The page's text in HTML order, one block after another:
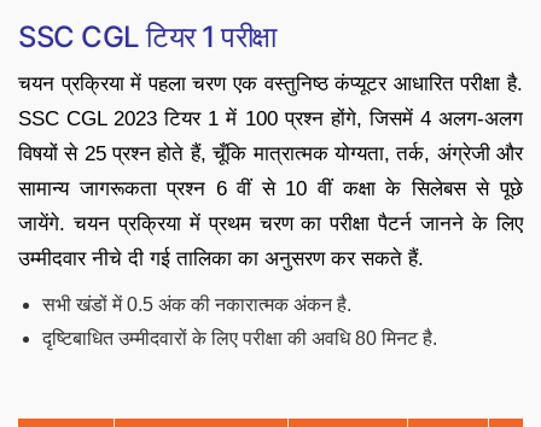
SSC CGL टियर 1 परीक्षा
चयन प्रक्रिया में पहला चरण एक वस्तुनिष्ठ कंप्यूटर आधारित परीक्षा है.
SSC CGL 2023 टियर 1 में 100 प्रश्न होंगे, जिसमें 4 अलग-अलग
विषयों से 25 प्रश्न होते हैं, चूँकि मात्रात्मक योग्यता, तर्क, अंग्रेजी और
सामान्य जागरूकता प्रश्न 6 वीं से 10 वीं कक्षा के सिलेबस से पूछे
जायेंगे. चयन प्रक्रिया में प्रथम चरण का परीक्षा पैटर्न जानने के लिए
उम्मीदवार नीचे दी गई तालिका का अनुसरण कर सकते हैं.
सभी खंडों में 0.5 अंक की नकारात्मक अंकन है.
दृष्टिबाधित उम्मीदवारों के लिए परीक्षा की अवधि 80 मिनट है.